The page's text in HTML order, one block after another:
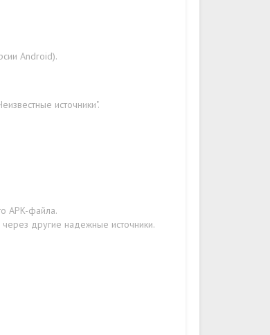
Android).
источники".
APK-файла.
другие надежные источники.